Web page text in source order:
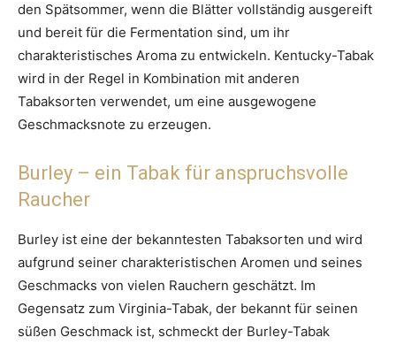
den Spätsommer, wenn die Blätter vollständig ausgereift
und bereit für die Fermentation sind, um ihr
charakteristisches Aroma zu entwickeln. Kentucky-Tabak
wird in der Regel in Kombination mit anderen
Tabaksorten verwendet, um eine ausgewogene
Geschmacksnote zu erzeugen.
Burley – ein Tabak für anspruchsvolle
Raucher
Burley ist eine der bekanntesten Tabaksorten und wird
aufgrund seiner charakteristischen Aromen und seines
Geschmacks von vielen Rauchern geschätzt. Im
Gegensatz zum Virginia-Tabak, der bekannt für seinen
süßen Geschmack ist, schmeckt der Burley-Tabak